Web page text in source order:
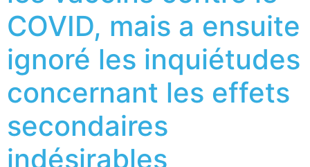
COVID, mais a ensuite
ignoré les inquiétudes
concernant les effets
secondaires
indésirables